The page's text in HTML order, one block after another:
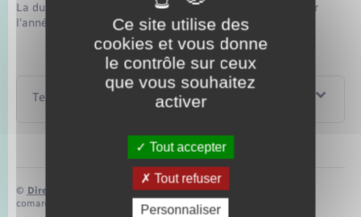
La durée du travail ne doit pas dépasser 1 607 heures sur
l'année.
Textes de référence
© Direction de l’information légale et administrative
comarquage developpé par baseo.io
Ce site utilise des
cookies et vous donne
le contrôle sur ceux
que vous souhaitez
activer
Tout accepter
Tout refuser
Personnaliser